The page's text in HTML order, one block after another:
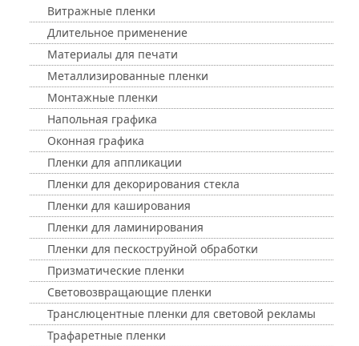
Витражные пленки
Длительное применение
Материалы для печати
Металлизированные пленки
Монтажные пленки
Напольная графика
Оконная графика
Пленки для аппликации
Пленки для декорирования стекла
Пленки для каширования
Пленки для ламинирования
Пленки для пескоструйной обработки
Призматические пленки
Световозвращающие пленки
Транслюцентные пленки для световой рекламы
Трафаретные пленки